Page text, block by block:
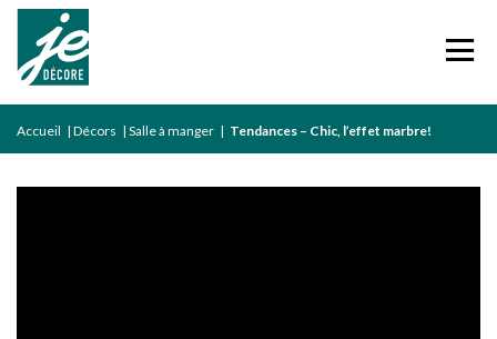
Accueil | Décors | Salle à manger | Tendances – Chic, l’effet marbre!